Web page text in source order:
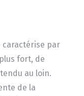
caractérise par
fort, de
au loin.
de la